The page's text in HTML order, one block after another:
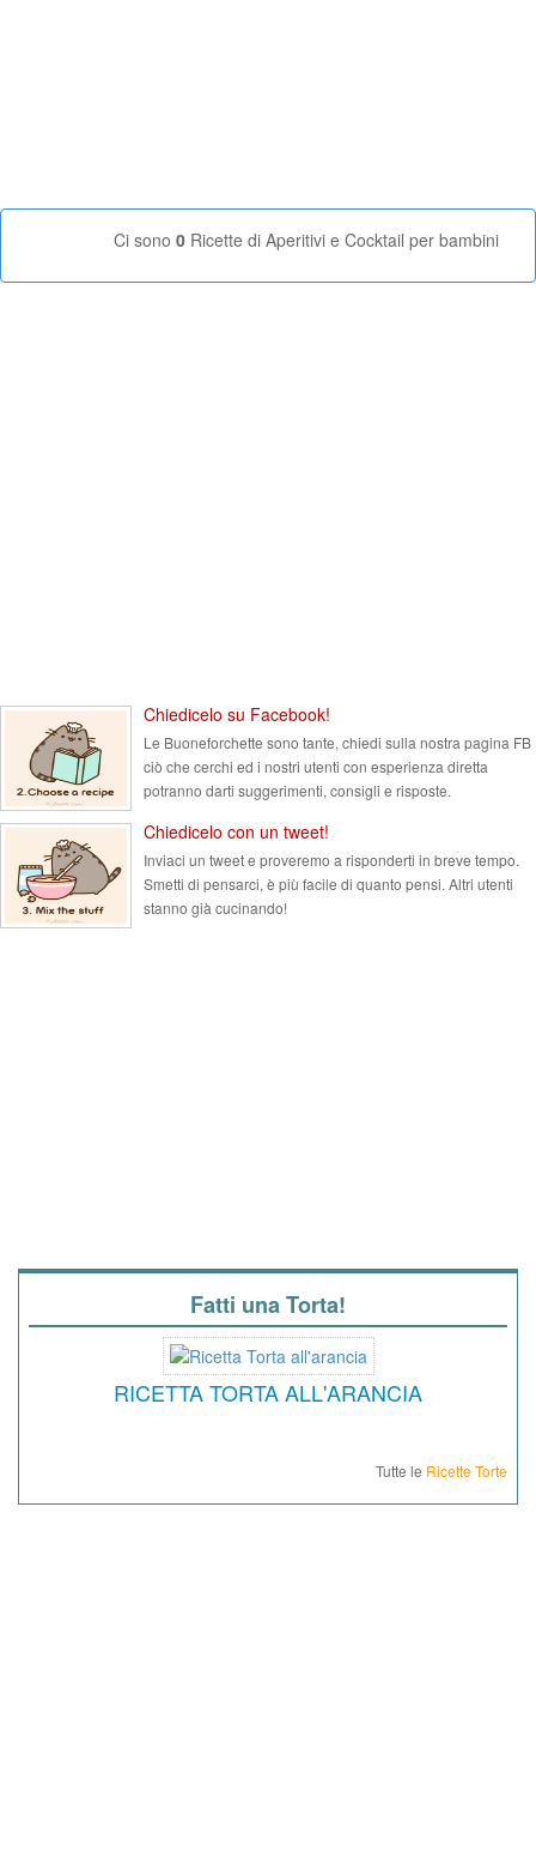
Ci sono 0 Ricette di Aperitivi e Cocktail per bambini
Chiedicelo su Facebook!
Le Buoneforchette sono tante, chiedi sulla nostra pagina FB
ciò che cerchi ed i nostri utenti con esperienza diretta
potranno darti suggerimenti, consigli e risposte.
Chiedicelo con un tweet!
Inviaci un tweet e proveremo a risponderti in breve tempo.
Smetti di pensarci, è più facile di quanto pensi. Altri utenti
stanno già cucinando!
Fatti una Torta!
RICETTA TORTA ALL'ARANCIA
Tutte le Ricette Torte